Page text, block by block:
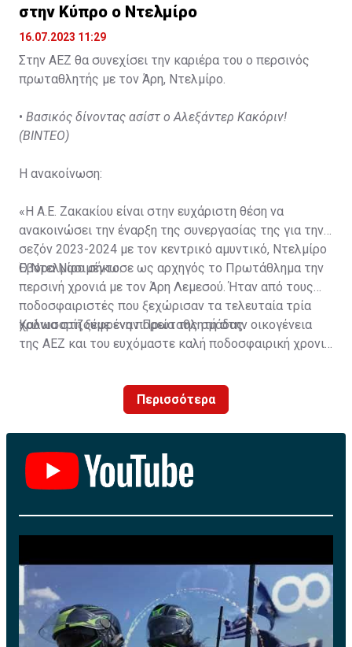
στην Κύπρο ο Ντελμίρο
16.07.2023 11:29
Στην ΑΕΖ θα συνεχίσει την καριέρα του ο περσινός
πρωταθλητής με τον Άρη, Ντελμίρο.
• Βασικός δίνοντας ασίστ ο Αλεξάντερ Κακόριν!
(ΒΙΝΤΕΟ)
Η ανακοίνωση:
«Η Α.Ε. Ζακακίου είναι στην ευχάριστη θέση να
ανακοινώσει την έναρξη της συνεργασίας της για την
σεζόν 2023-2024 με τον κεντρικό αμυντικό, Ντελμίρο
Έβορα Νασιμέντο.
Ο Ντελμίρο σήκωσε ως αρχηγός το Πρωτάθλημα την
περσινή χρονιά με τον Άρη Λεμεσού. Ήταν από τους
ποδοσφαιριστές που ξεχώρισαν τα τελευταία τρία
χρόνια στη ξέφρενη πορεία της ομάδας.
Καλωσορίζουμε έναν Πρωταθλητή στην οικογένεια
της ΑΕΖ και του ευχόμαστε καλή ποδοσφαιρική χρονιά
Περισσότερα